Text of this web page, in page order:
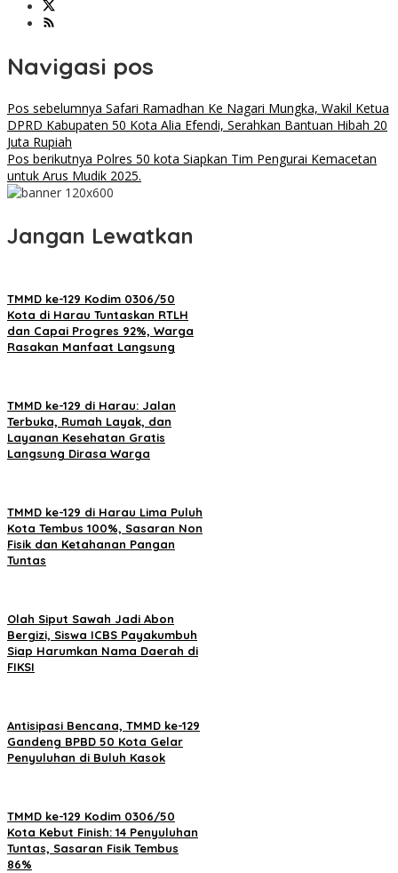
Navigasi pos
Pos sebelumnya Safari Ramadhan Ke Nagari Mungka, Wakil Ketua
DPRD Kabupaten 50 Kota Alia Efendi, Serahkan Bantuan Hibah 20
Juta Rupiah
Pos berikutnya Polres 50 kota Siapkan Tim Pengurai Kemacetan
untuk Arus Mudik 2025.
Jangan Lewatkan
TMMD ke-129 Kodim 0306/50
Kota di Harau Tuntaskan RTLH
dan Capai Progres 92%, Warga
Rasakan Manfaat Langsung
TMMD ke-129 di Harau: Jalan
Terbuka, Rumah Layak, dan
Layanan Kesehatan Gratis
Langsung Dirasa Warga
TMMD ke-129 di Harau Lima Puluh
Kota Tembus 100%, Sasaran Non
Fisik dan Ketahanan Pangan
Tuntas
Olah Siput Sawah Jadi Abon
Bergizi, Siswa ICBS Payakumbuh
Siap Harumkan Nama Daerah di
FIKSI
Antisipasi Bencana, TMMD ke-129
Gandeng BPBD 50 Kota Gelar
Penyuluhan di Buluh Kasok
TMMD ke-129 Kodim 0306/50
Kota Kebut Finish: 14 Penyuluhan
Tuntas, Sasaran Fisik Tembus
86%